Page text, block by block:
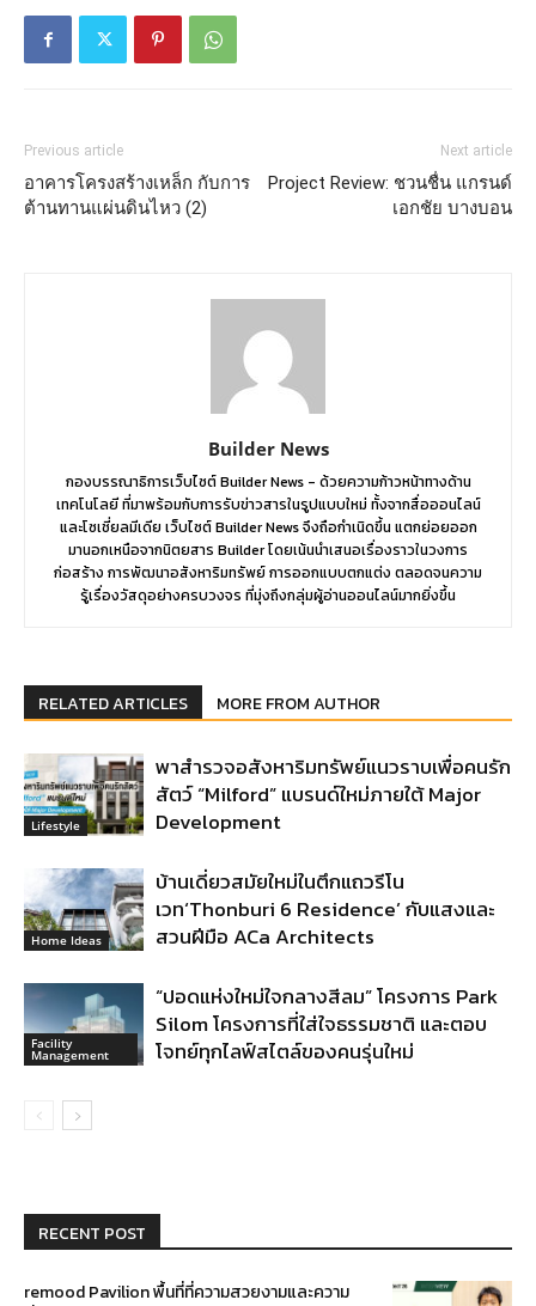
Previous article
อาคารโครงสร้างเหล็ก กับการ
ต้านทานแผ่นดินไหว (2)
Next article
Project Review: ชวนชื่น แกรนด์
เอกชัย บางบอน
Builder News
กองบรรณาธิการเว็บไซต์ Builder News - ด้วยความก้าวหน้าทางด้าน
เทคโนโลยี ที่มาพร้อมกับการรับข่าวสารในรูปแบบใหม่ ทั้งจากสื่อออนไลน์
และโซเชี่ยลมีเดีย เว็บไซต์ Builder News จึงถือกำเนิดขึ้น แตกย่อยออก
มานอกเหนือจากนิตยสาร Builder โดยเน้นนำเสนอเรื่องราวในวงการ
ก่อสร้าง การพัฒนาอสังหาริมทรัพย์ การออกแบบตกแต่ง ตลอดจนความ
รู้เรื่องวัสดุอย่างครบวงจร ที่มุ่งถึงกลุ่มผู้อ่านออนไลน์มากยิ่งขึ้น
RELATED ARTICLES MORE FROM AUTHOR
Lifestyle
พาสำรวจอสังหาริมทรัพย์แนวราบเพื่อคนรัก
สัตว์ “Milford” แบรนด์ใหม่ภายใต้ Major
Development
Home Ideas
บ้านเดี่ยวสมัยใหม่ในตึกแถวรีโน
เวท‘Thonburi 6 Residence’ กับแสงและ
สวนฝีมือ ACa Architects
Facility
Management
“ปอดแห่งใหม่ใจกลางสีลม” โครงการ Park
Silom โครงการที่ใส่ใจธรรมชาติ และตอบ
โจทย์ทุกไลฟ์สไตล์ของคนรุ่นใหม่
RECENT POST
remood Pavilion พื้นที่ที่ความสวยงามและความ